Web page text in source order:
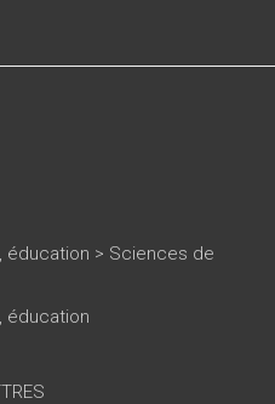
éducation > Sciences de
éducation